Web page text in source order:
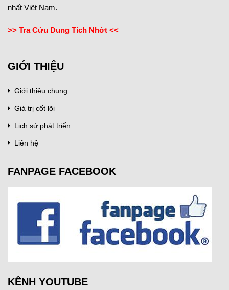
nhất Việt Nam.
>> Tra Cứu Dung Tích Nhớt <<
GIỚI THIỆU
Giới thiệu chung
Giá trị cốt lõi
Lịch sử phát triển
Liên hệ
FANPAGE FACEBOOK
KÊNH YOUTUBE